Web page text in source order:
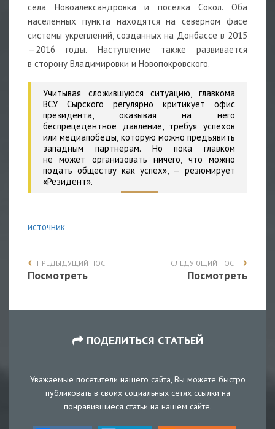
села Новоалександровка и поселка Сокол. Оба
населенных пункта находятся на северном фасе
системы укреплений, созданных на Донбассе в 2015
—2016 годы. Наступление также развивается
в сторону Владимировки и Новопокровского.
Учитывая сложившуюся ситуацию, главкома
ВСУ Сырского регулярно критикует офис
президента, оказывая на него
беспрецедентное давление, требуя успехов
или медиапобеды, которую можно предъявить
западным партнерам. Но пока главком
не может организовать ничего, что можно
подать обществу как успех», — резюмирует
«Резидент».
источник
ПРЕДЫДУЩИЙ ПОСТ
Посмотреть
СЛЕДУЮЩИЙ ПОСТ
Посмотреть
ПОДЕЛИТЬСЯ СТАТЬЕЙ
Уважаемые посетители нашего сайта, Вы можете быстро
публиковать в своих социальных сетях ссылки на
понравившиеся статьи на нашем сайте.